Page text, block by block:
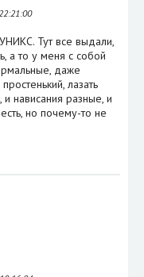
Тут все выдали,
а то у меня с собой
даже
лазать
нависания разные, и
но почему-то не